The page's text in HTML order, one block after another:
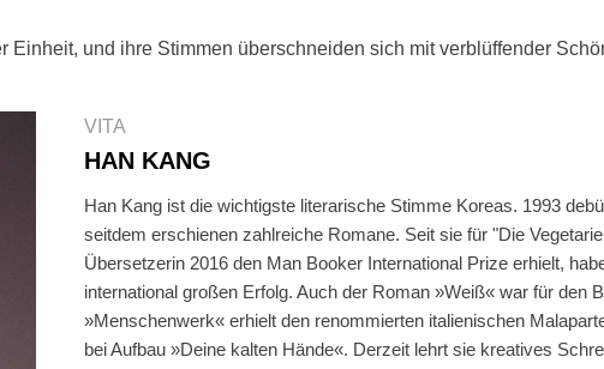
Einheit, und ihre Stimmen überschneiden sich mit verblüffender
VITA
HAN KANG
Han Kang ist die wichtigste literarische Stimme Koreas. 1993
seitdem erschienen zahlreiche Romane. Seit sie für "Die
Übersetzerin 2016 den Man Booker International Prize erhielt,
international großen Erfolg. Auch der Roman »Weiß« war für den
»Menschenwerk« erhielt den renommierten italienischen
bei Aufbau »Deine kalten Hände«. Derzeit lehrt sie kreatives